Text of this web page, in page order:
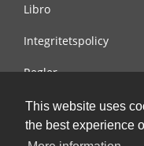
This website uses
the best experience
Libro
Integritetspolicy
Regler
Kontakta oss